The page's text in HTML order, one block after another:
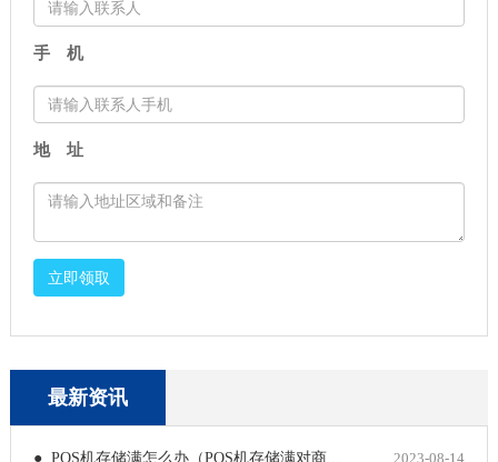
手 机
地 址
立即领取
最新资讯
● POS机存储满怎么办（POS机存储满对商... 2023-08-14